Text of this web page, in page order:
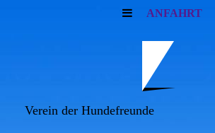
ANFAHRT
Verein der Hundefreunde